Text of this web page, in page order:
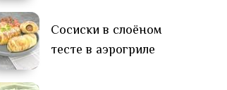
Сосиски в слоёном
тесте в аэрогриле